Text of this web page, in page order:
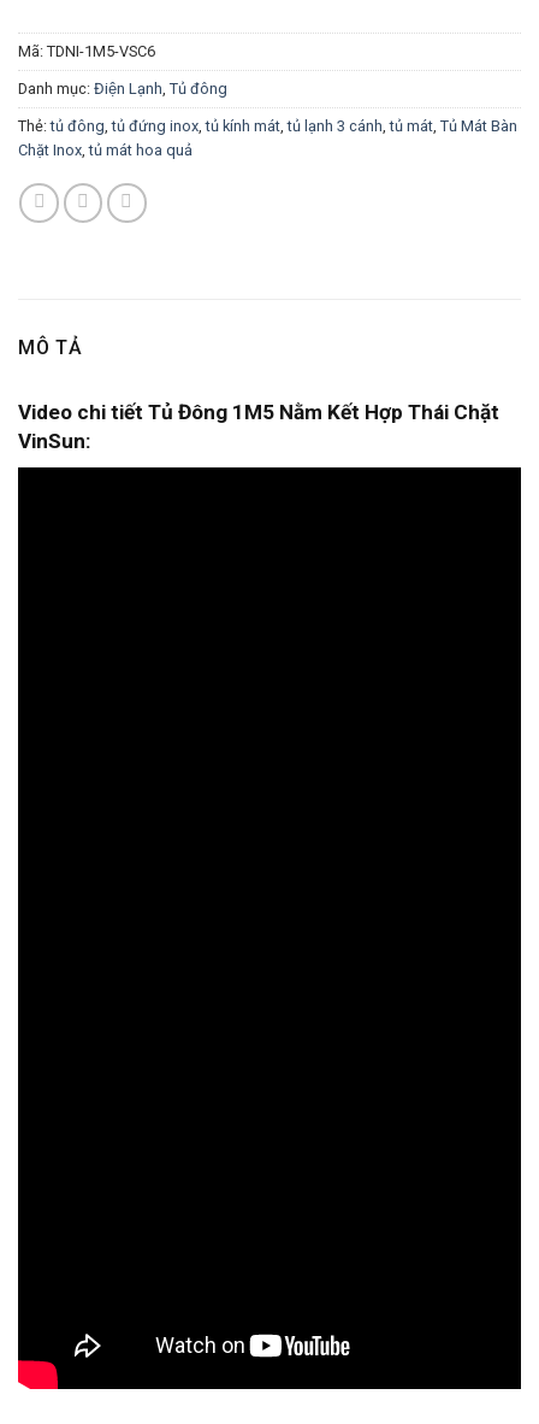
Mã: TDNI-1M5-VSC6
Danh mục: Điện Lạnh Tủ đông
Thẻ:tủ đông ,tủ đứng inox,tủ kính mát,tủ lạnh 3 cánh ,tủ mát, Tủ Mát Bàn
Chặt Inox,tủ mát hoa quả
MÔ TẢ
Video chi tiết Tủ Đông 1M5 Nằm Kết Hợp Thái Chặt
VinSun: